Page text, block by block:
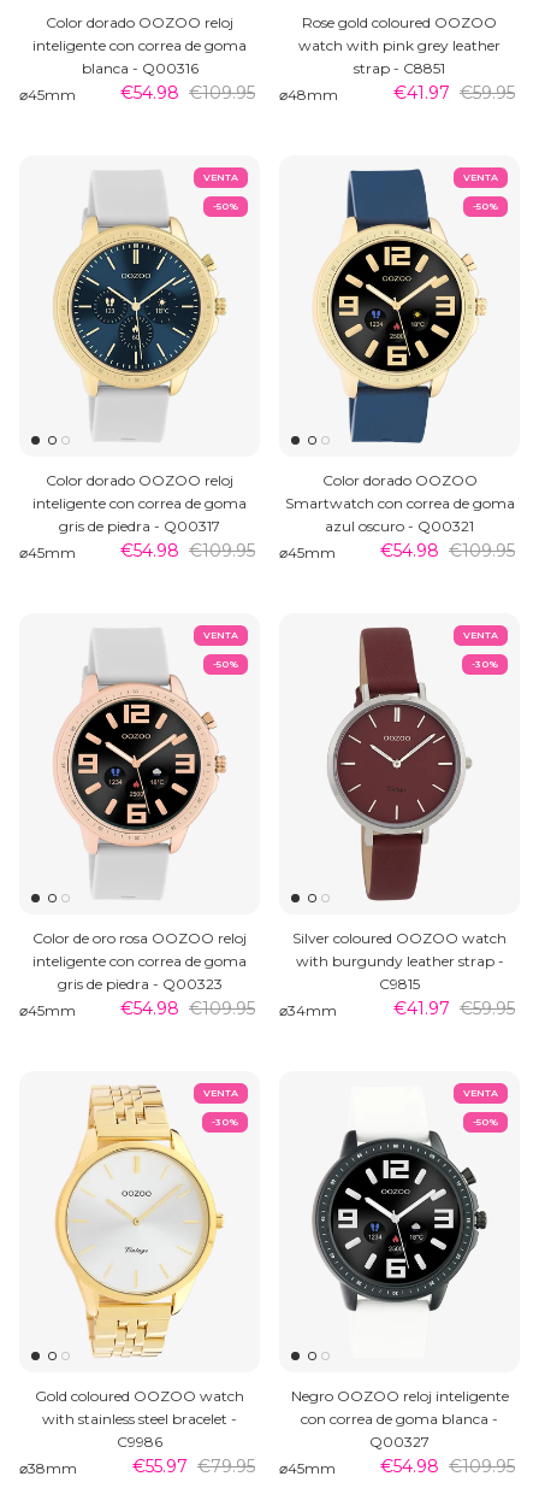
Color dorado OOZOO reloj
inteligente con correa de goma
blanca - Q00316
⌀45mm
€54.98 €109.95
Rose gold coloured OOZOO
watch with pink grey leather
strap - C8851
⌀48mm
€41.97 €59.95
VENTA
-50%
Color dorado OOZOO reloj
inteligente con correa de goma
gris de piedra - Q00317
⌀45mm
€54.98 €109.95
VENTA
-50%
Color dorado OOZOO
Smartwatch con correa de goma
azul oscuro - Q00321
⌀45mm
€54.98 €109.95
VENTA
-50%
Color de oro rosa OOZOO reloj
inteligente con correa de goma
gris de piedra - Q00323
⌀45mm
€54.98 €109.95
VENTA
-30%
Silver coloured OOZOO watch
with burgundy leather strap -
C9815
⌀34mm
€41.97 €59.95
VENTA
-30%
Gold coloured OOZOO watch
with stainless steel bracelet -
C9986
⌀38mm
€55.97 €79.95
VENTA
-50%
Negro OOZOO reloj inteligente
con correa de goma blanca -
Q00327
⌀45mm
€54.98 €109.95